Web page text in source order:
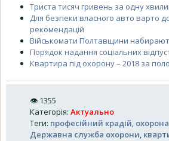
Триста тисяч гривень за одну
Для безпеки власного авто варто
рекомендацій
Військомати Полтавщини
Порядок надання соціальних
Квартира під охорону – 2018 за
👁 1355
Категорія: Актуально
Теги: професійний крадій охорона
Державна служба охорони